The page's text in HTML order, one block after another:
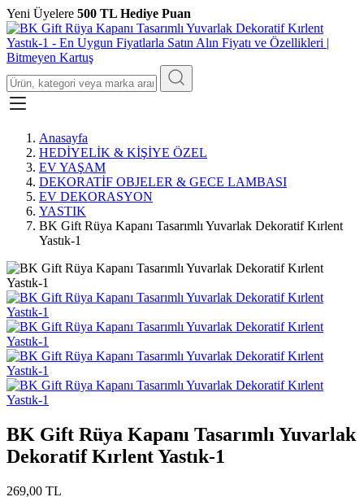
Yeni Üyelere 500 TL Hediye Puan
Anasayfa
HEDİYELİK & KİŞİYE ÖZEL
EV YAŞAM
DEKORATİF OBJELER & GECE LAMBASI
EV DEKORASYON
YASTIK
BK Gift Rüya Kapanı Tasarımlı Yuvarlak Dekoratif Kırlent
Yastık-1
BK Gift Rüya Kapanı Tasarımlı Yuvarlak
Dekoratif Kırlent Yastık-1
269,00 TL